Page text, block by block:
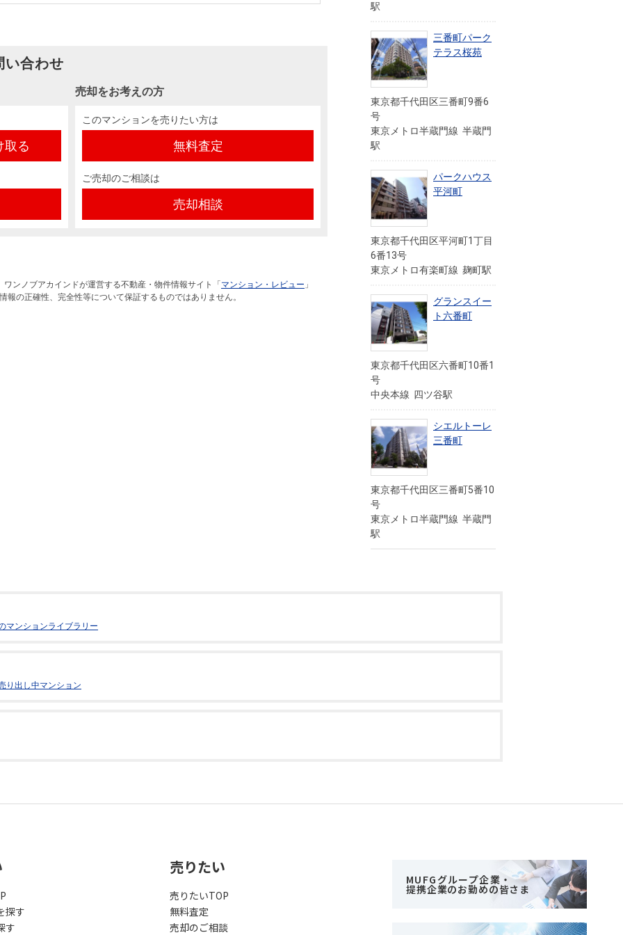
い合わせ
取る
売却をお考えの方
このマンションを売りたい方は
無料査定
ご売却のご相談は
売却相談
ワンノブアカインドが運営する不動産・物件情報サイト「 マンション・レビュー 」
の正確性、完全性等について保証するものではありません。
駅
三番町パーク
テラス桜苑
東京都千代田区三番町9番6
号
東京メトロ半蔵門線 半蔵門
駅
パークハウス
平河町
東京都千代田区平河町1丁目
6番13号
東京メトロ有楽町線 麹町駅
グランスイー
ト六番町
東京都千代田区六番町10番1
号
中央本線 四ツ谷駅
シエルトーレ
三番町
東京都千代田区三番町5番10
号
東京メトロ半蔵門線 半蔵門
駅
マンションライブラリー
り出し中マンション
探す
す
売りたい
売りたいTOP
無料査定
売却のご相談
MUFGグループ企業・
提携企業のお勤めの皆さま